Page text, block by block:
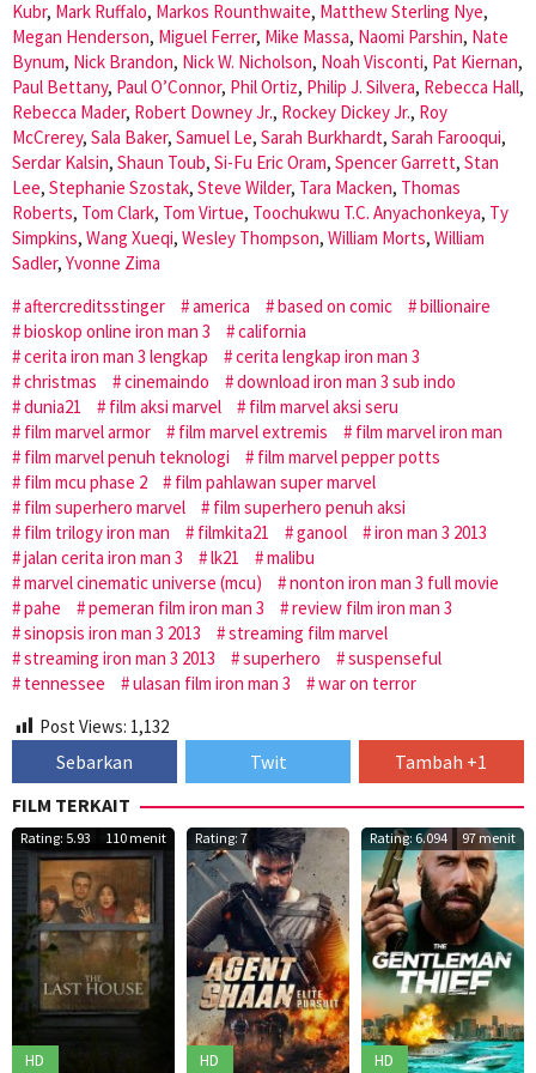
Kubr, Mark Ruffalo, Markos Rounthwaite, Matthew Sterling Nye,
Megan Henderson, Miguel Ferrer, Mike Massa, Naomi Parshin, Nate
Bynum, Nick Brandon, Nick W. Nicholson, Noah Visconti, Pat Kiernan,
Paul Bettany, Paul O’Connor, Phil Ortiz, Philip J. Silvera, Rebecca Hall,
Rebecca Mader, Robert Downey Jr., Rockey Dickey Jr., Roy
McCrerey, Sala Baker, Samuel Le, Sarah Burkhardt, Sarah Farooqui,
Serdar Kalsin, Shaun Toub, Si-Fu Eric Oram, Spencer Garrett, Stan
Lee, Stephanie Szostak, Steve Wilder, Tara Macken, Thomas
Roberts, Tom Clark, Tom Virtue, Toochukwu T.C. Anyachonkeya, Ty
Simpkins, Wang Xueqi, Wesley Thompson, William Morts, William
Sadler, Yvonne Zima
aftercreditsstinger
america based on comic
billionaire
bioskop online iron man 3
california
cerita iron man 3 lengkap
cerita lengkap iron man 3
christmas
cinemaindo
download iron man 3 sub indo
dunia21
film aksi marvel
film marvel aksi seru
film marvel armor
film marvel extremis
film marvel iron man
film marvel penuh teknologi
film marvel pepper potts
film mcu phase 2
film pahlawan super marvel
film superhero marvel
film superhero penuh aksi
film trilogy iron man
filmkita21 ganool
iron man 3 2013
jalan cerita iron man 3
lk21
malibu
marvel cinematic universe (mcu)
nonton iron man 3 full movie
pahe
pemeran film iron man 3
review film iron man 3
sinopsis iron man 3 2013
streaming film marvel
streaming iron man 3 2013
superhero
suspenseful
tennessee
ulasan film iron man 3
war on terror
Post Views: 1,132
Sebarkan Twit
Tambah +1
FILM TERKAIT
Rating: 5.93 110 menit
HD
Rating: 7
HD
Rating: 6.094 97 menit
HD